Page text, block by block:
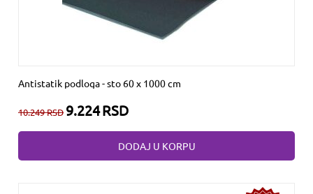
Antistatik podloga - sto 60 x 1000 cm
10.249RSD 9.224RSD
DODAJ U KORPU